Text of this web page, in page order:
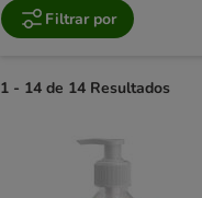
Filtrar por
1 - 14 de 14 Resultados